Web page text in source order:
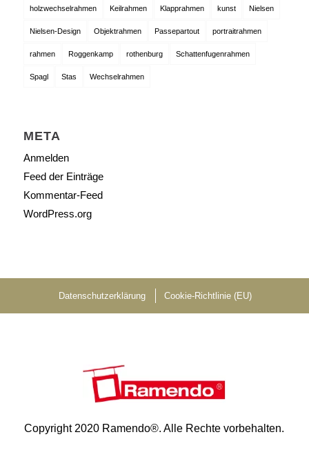
holzwechselrahmen Keilrahmen Klapprahmen kunst Nielsen
Nielsen-Design Objektrahmen Passepartout portraitrahmen
rahmen Roggenkamp rothenburg Schattenfugenrahmen
Spagl Stas Wechselrahmen
META
Anmelden
Feed der Einträge
Kommentar-Feed
WordPress.org
Datenschutzerklärung Cookie-Richtlinie (EU)
Copyright 2020 Ramendo®. Alle Rechte vorbehalten.